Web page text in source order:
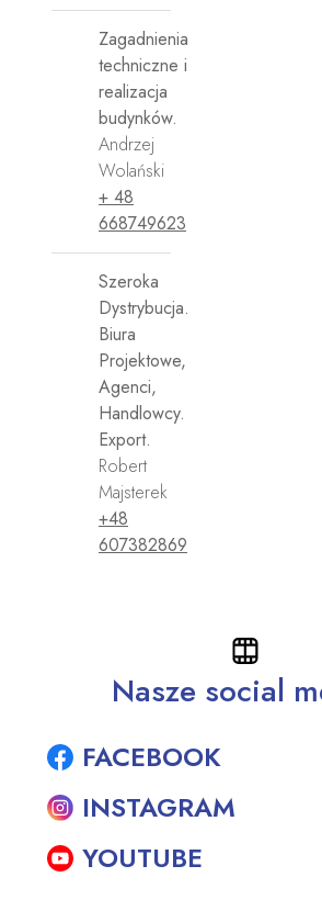
Zagadnienia
techniczne i
realizacja
budynków.
Andrzej
Wolański
+ 48
668749623
Szeroka
Dystrybucja.
Biura
Projektowe,
Agenci,
Handlowcy.
Export.
Robert
Majsterek
+48
607382869
Nasze social
FACEBOOK
INSTAGRAM
YOUTUBE